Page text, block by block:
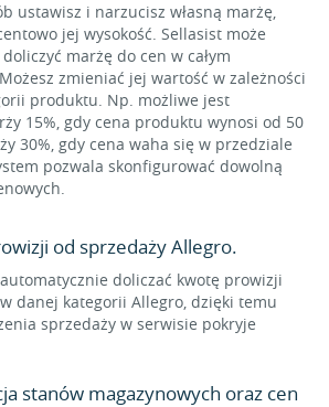
ustawisz i narzucisz własną marżę,
jej wysokość. Sellasist może
marżę do cen w całym
zmieniać jej wartość w zależności
produktu. Np. możliwe jest
15%, gdy cena produktu wynosi od 50
30%, gdy cena waha się w przedziale
pozwala skonfigurować dowolną
od sprzedaży Allegro.
doliczać kwotę prowizji
danej kategorii Allegro, dzięki temu
sprzedaży w serwisie pokryje
stanów magazynowych oraz cen